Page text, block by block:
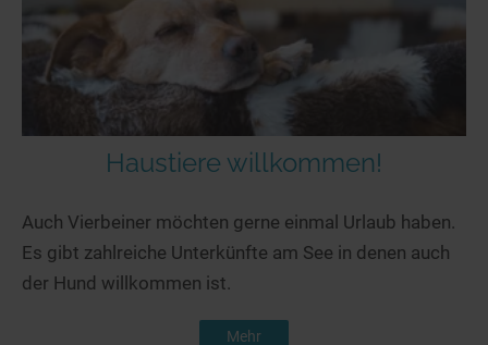
Haustiere willkommen!
Auch Vierbeiner möchten gerne einmal Urlaub haben.
Es gibt zahlreiche Unterkünfte am See in denen auch
der Hund willkommen ist.
Mehr